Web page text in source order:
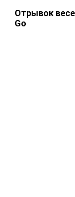
Отрывок
Go